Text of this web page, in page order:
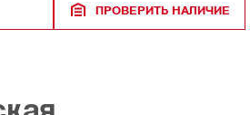
ПРОВЕРИТЬ НАЛИЧИЕ